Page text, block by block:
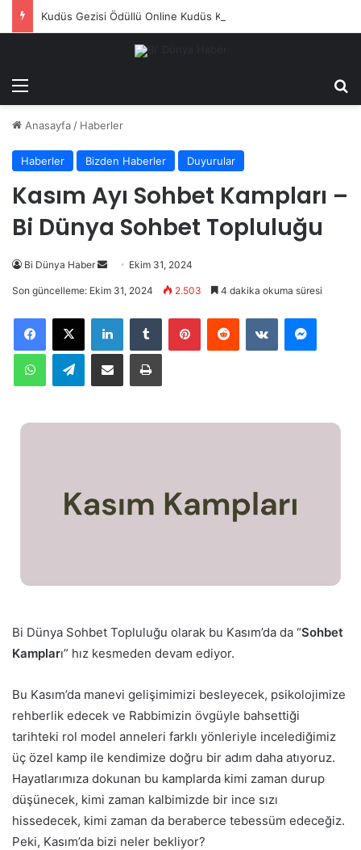
Kudüs Gezisi Ödüllü Online Kudüs Kampı Başlıyor
Menü
Anasayfa / Haberler
Haberler Bizden Haberler Duyurular
Kasım Ayı Sohbet Kampları –
Bi Dünya Sohbet Topluluğu
Bi Dünya Haber
Bir
göndermek
Ekim 31, 2024
Son güncelleme: Ekim 31, 2024 2.503 4 dakika okuma süresi
LinkedInTumblr PinterestReddit VKontakte
WhatsAppTelegramE-Posta ile paylaş Yazdır
Bi Dünya Sohbet Topluluğu olarak bu Kasım’da da “Sohbet
Kampları” hız kesmeden devam ediyor.
Bu Kasım’da manevi gelişimimizi besleyecek, psikolojimize
rehberlik edecek ve Rabbimizin övgüyle bahsettiği
tarihteki rol model anneleri farklı yönleriyle incelediğimiz
üç özel kamp ile kendimize doğru bir adım daha atıyoruz.
Hayatlarımıza dokunan bu kamplarda kimi zaman durup
düşünecek, kimi zaman kalbimizde bir ince sızı
hissedecek, kimi zaman da beraberce tebessüm edeceğiz.
Peki, Kasım’da bizi neler bekliyor?